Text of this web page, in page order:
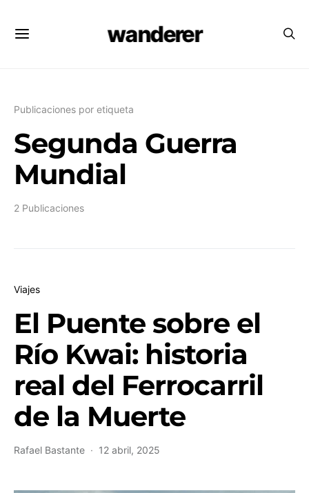
wanderer
Publicaciones por etiqueta
Segunda Guerra
Mundial
2 Publicaciones
Viajes
El Puente sobre el
Río Kwai: historia
real del Ferrocarril
de la Muerte
Rafael Bastante 12 abril, 2025